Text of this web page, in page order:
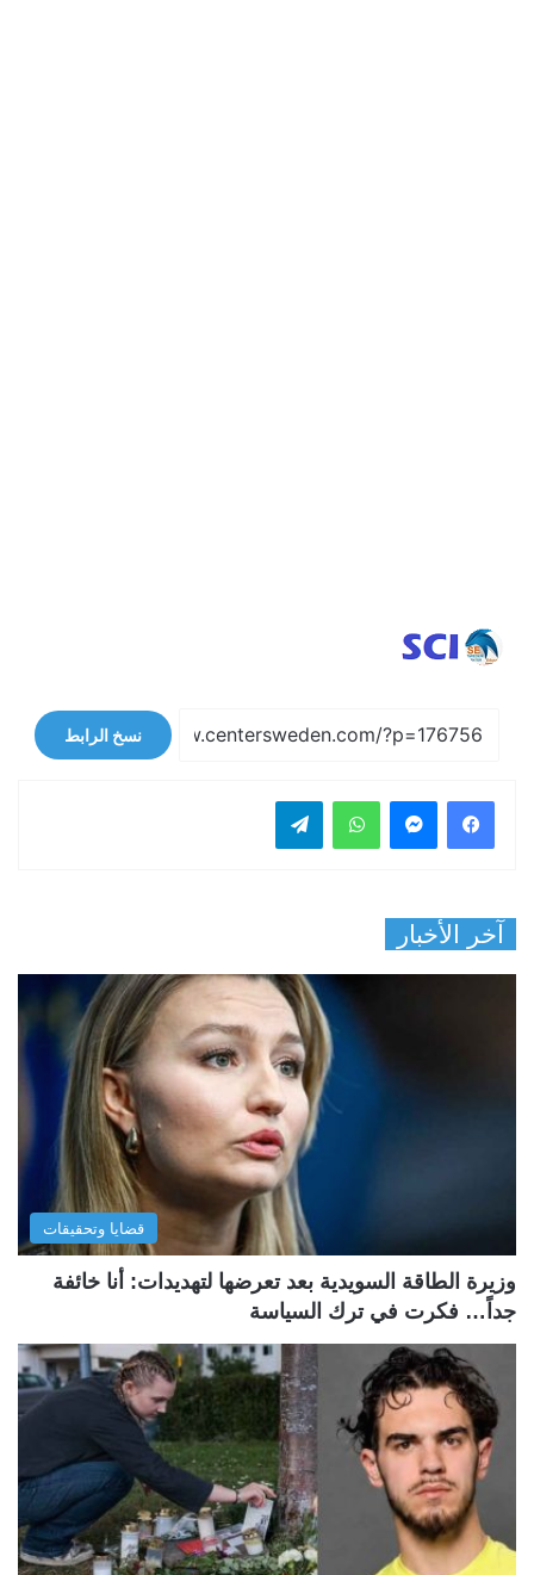
نسخ الرابط
فيسبوك واتساب
آخر الأخبار
قضايا وتحقيقات
وزيرة الطاقة السويدية بعد تعرضها لتهديدات: أنا خائفة
جداً… فكرت في ترك السياسة